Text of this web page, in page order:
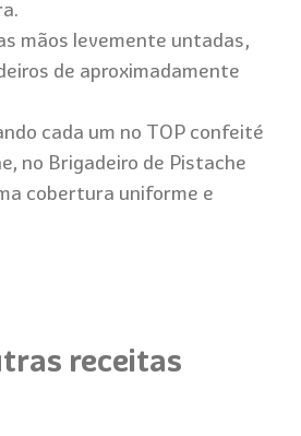
mãos levemente untadas,
de aproximadamente
cada um no TOP confeité
no Brigadeiro de Pistache
cobertura uniforme e
receitas